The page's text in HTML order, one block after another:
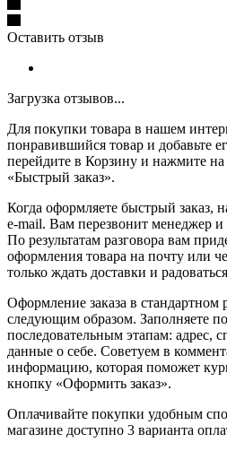
Оставить отзыв
Загрузка отзывов...
Для покупки товара в нашем
понравившийся товар и добавьте
перейдите в Корзину и нажмите
«Быстрый заказ».
Когда оформляете быстрый
e-mail. Вам перезвонит менеджер и
По результатам разговора вам
оформления товара на почту или
только ждать доставки и
Оформление заказа в стандартном
следующим образом. Заполняете
последовательным этапам: адрес,
данные о себе. Советуем в
информацию, которая поможет
кнопку «Оформить заказ».
Оплачивайте покупки удобным
магазине доступно 3 варианта